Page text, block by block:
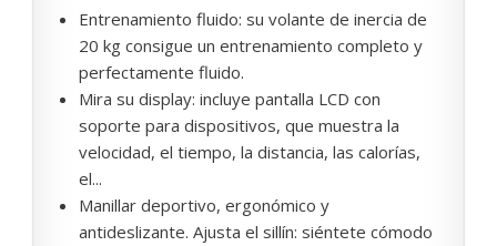
Entrenamiento fluido: su volante de inercia de
20 kg consigue un entrenamiento completo y
perfectamente fluido.
Mira su display: incluye pantalla LCD con
soporte para dispositivos, que muestra la
velocidad, el tiempo, la distancia, las calorías,
el...
Manillar deportivo, ergonómico y
antideslizante. Ajusta el sillín: siéntete cómodo